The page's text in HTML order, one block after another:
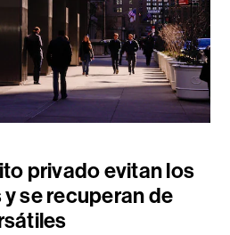
privado evitan los
se recuperan de